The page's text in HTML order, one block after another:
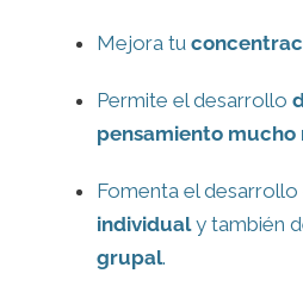
Mejora tu
Permite el desarrollo
pensamiento mucho
Fomenta el desarrollo
individualy también
grupal.